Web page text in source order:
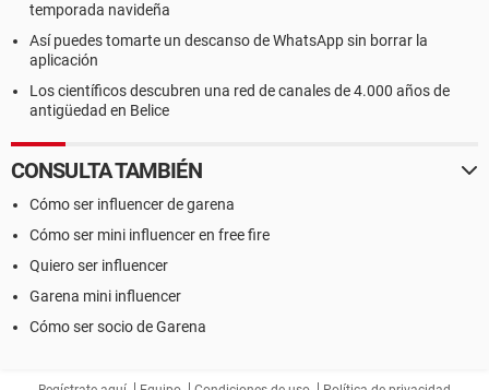
temporada navideña
Así puedes tomarte un descanso de WhatsApp sin borrar la
aplicación
Los científicos descubren una red de canales de 4.000 años de
antigüedad en Belice
CONSULTA TAMBIÉN
Cómo ser influencer de garena
Cómo ser mini influencer en free fire
Quiero ser influencer
Garena mini influencer
Cómo ser socio de Garena